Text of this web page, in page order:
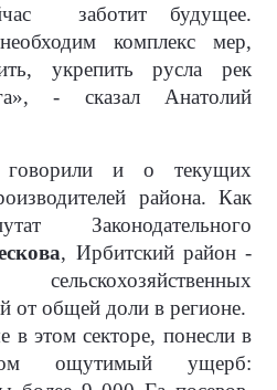
заботит будущее.
комплекс мер,
укрепить русла рек
- сказал Анатолий
говорили и о текущих
района. Как
Законодательного
, Ирбитский район -
от общей доли в регионе.
в этом секторе, понесли в
ощутимый ущерб: